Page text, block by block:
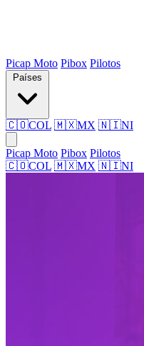
Picap Moto Pibox Pilotos
Países
🇨🇴COL 🇲🇽MX 🇳🇮NI
Picap Moto Pibox Pilotos
🇨🇴COL 🇲🇽MX 🇳🇮NI